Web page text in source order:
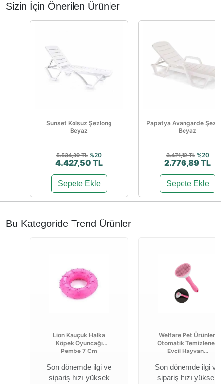
Sizin İçin Önerilen Ürünler
Sunset Kolsuz Şezlong
Beyaz
5.534,39 TL %20
4.427,50 TL
Sepete Ekle
Papatya Avangarde
Beyaz
3.471,12 TL %20
2.776,89 TL
Sepete Ekle
Bu Kategoride Trend Ürünler
Lion Kauçuk Halka
Köpek Oyuncağı
Pembe 7 Cm
Son dönemde ilgi ve
sipariş hızı yüksek
Welfare Pet Ürünleri
Otomatik Temizlenen
Evcil Hayvan...
Son dönemde ilgi ve
sipariş hızı yüksek